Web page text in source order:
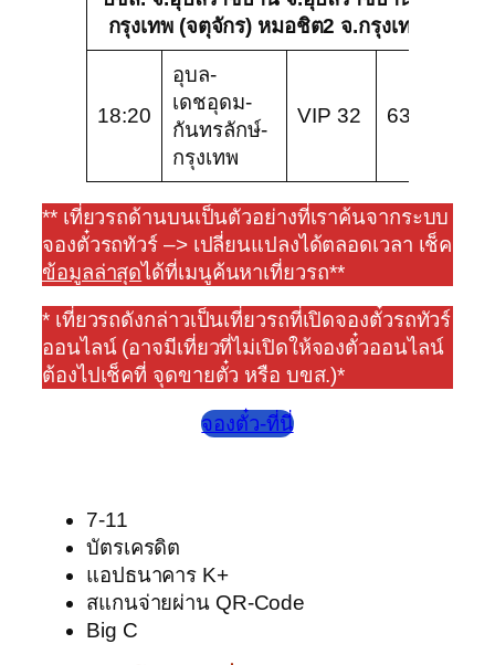
กรุงเทพ (จตุจักร) หมอชิต2 จ.กรุงเทพ
18:20
อุบล-
เดชอุดม-
กันทรลักษ์-
กรุงเทพ
VIP 32 634
** เที่ยวรถด้านบนเป็นตัวอย่างที่เราค้นจากระบบ
จองตั๋วรถทัวร์ –> เปลี่ยนแปลงได้ตลอดเวลา เช็ค
ข้อมูลล่าสุดได้ที่เมนูค้นหาเที่ยวรถ**
* เที่ยวรถดังกล่าวเป็นเที่ยวรถที่เปิดจองตั๋วรถทัวร์
ออนไลน์ (อาจมีเที่ยวที่ไม่เปิดให้จองตั๋วออนไลน์
ต้องไปเช็คที่ จุดขายตั๋ว หรือ บขส.)*
จองตั๋ว-ที่นี่
7-11
บัตรเครดิต
แอปธนาคาร K+
สแกนจ่ายผ่าน QR-Code
Big C